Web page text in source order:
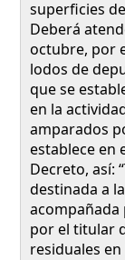
superficies
Deberá
octubre, por
lodos de
que se
en la
amparados
establece en
Decreto, así:
destinada a
por el titular
residuales